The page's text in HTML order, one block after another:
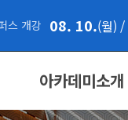
스 개강 08. 10.(월) /
아카데미소개